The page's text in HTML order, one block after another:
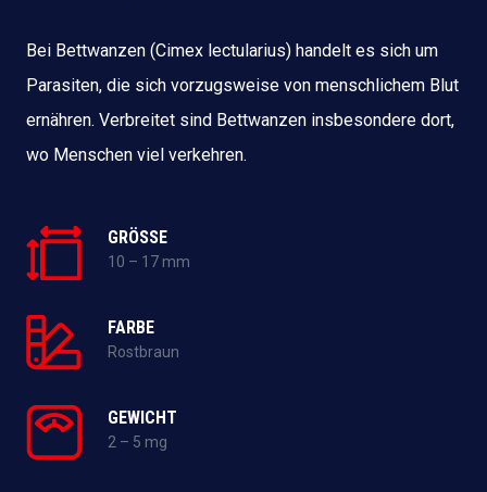
Bei Bettwanzen (Cimex lectularius) handelt es sich um
Parasiten, die sich vorzugsweise von menschlichem Blut
ernähren. Verbreitet sind Bettwanzen insbesondere dort,
wo Menschen viel verkehren.
GRÖSSE
10 – 17 mm
FARBE
Rostbraun
GEWICHT
2 – 5 mg